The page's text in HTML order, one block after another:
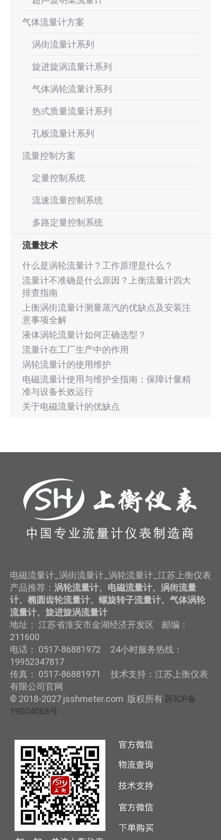
气体流量计方案
涡街流量计系列
旋进旋涡流量计系列
气体涡轮流量计系列
热式质量流量计系列
孔板流量计系列
流量控制方案
定量控制系统
流速流量控制系统
多路定量控制系统
流量技术
什么是涡轮流量计？工作原理是什么？
流量计不准确是什么原因？上衡流量计四大
排查指南
上衡涡街流量计测量蒸汽的优缺点及安装注
意事项全解
液体涡轮流量计如何正确选型？
流量计在工厂生产中的作用
涡轮流量计的使用维护
电磁流量计使用与维护全指南：保障计量精
准与设备长效运行
关于电磁流量计的优缺点
电磁流量计_涡街流量计_涡轮流量计_江苏上衡仪表
产品推荐： 涡轮流量计、电磁流量计、涡街流量
计、椭圆齿轮流量计、螺旋转子流量计、气体涡轮
流量计、旋进旋涡流量计
地址： 江苏省淮安市金湖经济开发区 邮编：
211600
电话： 0517-86881972 24小时服务热线：
19952347817
传真： 0517-86881971 技术支持：江苏上衡仪表
有限公司官网
© 2018-2027 jsshmeter.com 版权所有 苏ICP备
19004068号